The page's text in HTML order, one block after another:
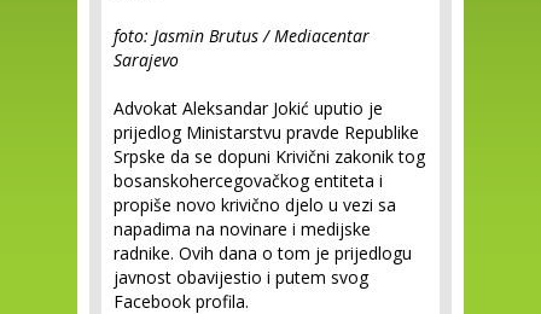
foto: Jasmin Brutus / Mediacentar
Sarajevo
Advokat Aleksandar Jokić uputio je
prijedlog Ministarstvu pravde Republike
Srpske da se dopuni Krivični zakonik tog
bosanskohercegovačkog entiteta i
propiše novo krivično djelo u vezi sa
napadima na novinare i medijske
radnike. Ovih dana o tom je prijedlogu
javnost obavijestio i putem svog
Facebook profila.